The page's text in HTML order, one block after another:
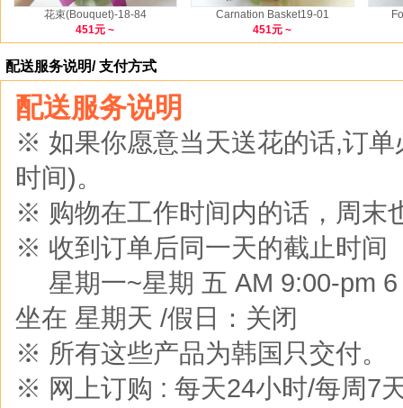
花束(Bouquet)-18-84
451元 ~
Carnation Basket19-01
451元 ~
配送服务说明/ 支付方式
配送服务说明
※ 如果你愿意当天送花的话,订
时间)。
※ 购物在工作时间内的话，周末
※ 收到订单后同一天的截止时间
※星期一~星期 五 AM 9:00-pm
坐在 星期天 /假日：关闭
※ 所有这些产品为韩国只交付。
※ 网上订购 : 每天24小时/每周7